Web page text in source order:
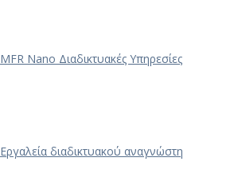
ΜFR Nano Διαδικτυακές Υπηρεσίες
Εργαλεία διαδικτυακού αναγνώστη